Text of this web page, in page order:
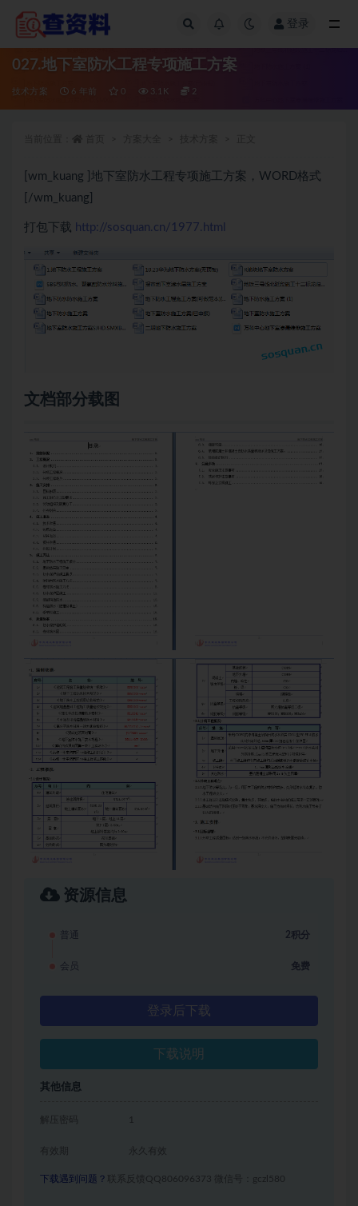
登录
027.地下室防水工程专项施工方案
技术方案 6 年前 0 3.1K 2
[wm_kuang ]地下室防水工程专项施工方案，WORD格式
[/wm_kuang]
打包下载 http://sosquan.cn/1977.html
文档部分载图
资源信息
普通 2积分
会员 免费
登录后下载
下载说明
其他信息
1
有效期 永久有效
下载遇到问题？ 联系反馈QQ806096373 微信号：gczl580